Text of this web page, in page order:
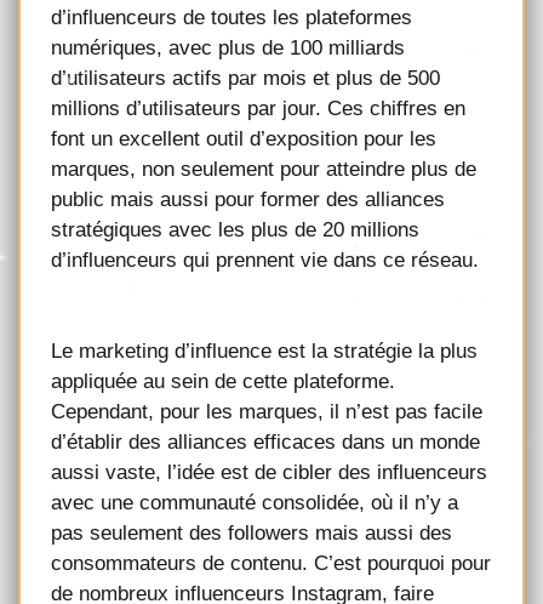
d’influenceurs de toutes les plateformes
numériques, avec plus de 100 milliards
d’utilisateurs actifs par mois et plus de 500
millions d’utilisateurs par jour. Ces chiffres en
font un excellent outil d’exposition pour les
marques, non seulement pour atteindre plus de
public mais aussi pour former des alliances
stratégiques avec les plus de 20 millions
d’influenceurs qui prennent vie dans ce réseau.
Le marketing d’influence est la stratégie la plus
appliquée au sein de cette plateforme.
Cependant, pour les marques, il n’est pas facile
d’établir des alliances efficaces dans un monde
aussi vaste, l’idée est de cibler des influenceurs
avec une communauté consolidée, où il n’y a
pas seulement des followers mais aussi des
consommateurs de contenu. C’est pourquoi pour
de nombreux influenceurs Instagram, faire